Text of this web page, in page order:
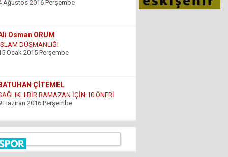
Ali Osman ORUM
Ocak 2015 Perşembe
BATUHAN ÇİTEMEL
Haziran 2016 Perşembe
GÜNDOĞDU YILDIRIM
Haziran 2016 Perşembe